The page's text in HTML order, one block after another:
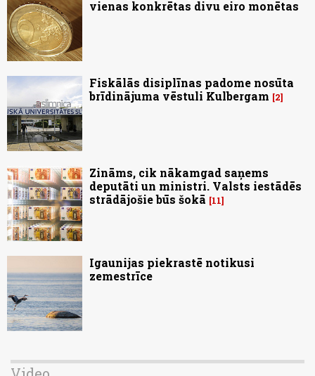
vienas konkrētas divu eiro monētas
Fiskālās disiplīnas padome nosūta
brīdinājuma vēstuli Kulbergam
2
Zināms, cik nākamgad saņems
deputāti un ministri. Valsts iestādēs
strādājošie būs šokā
11
Igaunijas piekrastē notikusi
zemestrīce